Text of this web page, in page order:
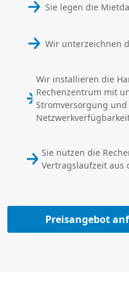
Sie legen die
Wir unterzeichnen
Wir installieren die
Rechenzentrum mit
Stromversorgung
Sie nutzen die
Vertragslaufzeit aus
Preisangebot